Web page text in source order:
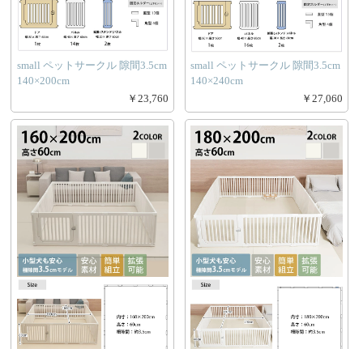
small ペットサークル 隙間3.5cm
140×200cm
￥23,760
small ペットサークル 隙間3.5cm
140×240cm
￥27,060